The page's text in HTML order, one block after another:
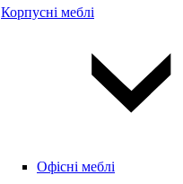
Корпусні меблі
Офісні меблі